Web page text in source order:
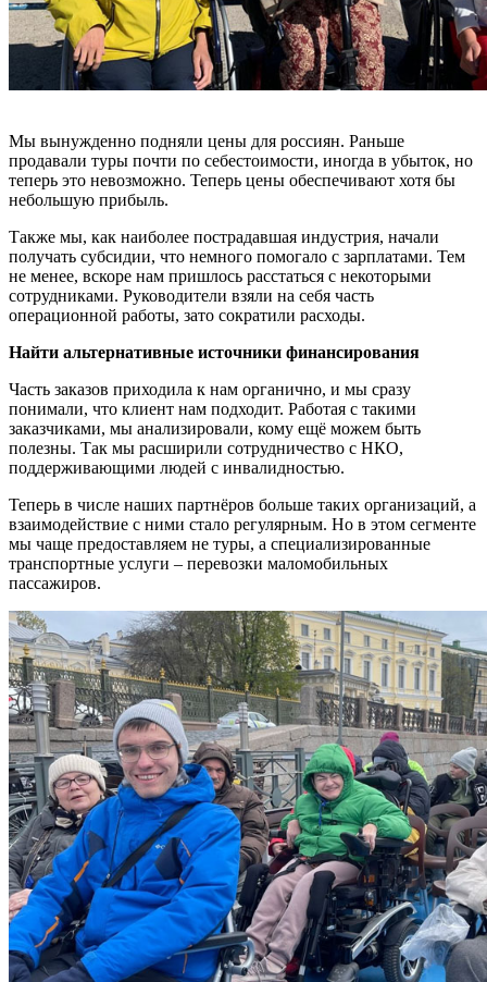
Мы вынужденно подняли цены для россиян. Раньше
продавали туры почти по себестоимости, иногда в убыток, но
теперь это невозможно. Теперь цены обеспечивают хотя бы
небольшую прибыль.
Также мы, как наиболее пострадавшая индустрия, начали
получать субсидии, что немного помогало с зарплатами. Тем
не менее, вскоре нам пришлось расстаться с некоторыми
сотрудниками. Руководители взяли на себя часть
операционной работы, зато сократили расходы.
Найти альтернативные источники финансирования
Часть заказов приходила к нам органично, и мы сразу
понимали, что клиент нам подходит. Работая с такими
заказчиками, мы анализировали, кому ещё можем быть
полезны. Так мы расширили сотрудничество с НКО,
поддерживающими людей с инвалидностью.
Теперь в числе наших партнёров больше таких организаций, а
взаимодействие с ними стало регулярным. Но в этом сегменте
мы чаще предоставляем не туры, а специализированные
транспортные услуги – перевозки маломобильных
пассажиров.